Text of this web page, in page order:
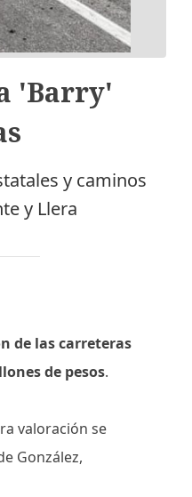
'Barry'
y caminos
y Llera
de las carreteras
de pesos.
valoración se
González,